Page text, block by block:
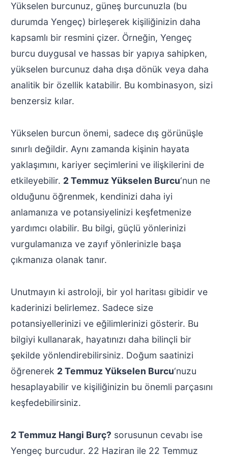
Yükselen burcunuz, güneş burcunuzla (bu
durumda Yengeç) birleşerek kişiliğinizin daha
kapsamlı bir resmini çizer. Örneğin, Yengeç
burcu duygusal ve hassas bir yapıya sahipken,
yükselen burcunuz daha dışa dönük veya daha
analitik bir özellik katabilir. Bu kombinasyon, sizi
benzersiz kılar.
Yükselen burcun önemi, sadece dış görünüşle
sınırlı değildir. Aynı zamanda kişinin hayata
yaklaşımını, kariyer seçimlerini ve ilişkilerini de
etkileyebilir. 2 Temmuz Yükselen Burcu‘nun ne
olduğunu öğrenmek, kendinizi daha iyi
anlamanıza ve potansiyelinizi keşfetmenize
yardımcı olabilir. Bu bilgi, güçlü yönlerinizi
vurgulamanıza ve zayıf yönlerinizle başa
çıkmanıza olanak tanır.
Unutmayın ki astroloji, bir yol haritası gibidir ve
kaderinizi belirlemez. Sadece size
potansiyellerinizi ve eğilimlerinizi gösterir. Bu
bilgiyi kullanarak, hayatınızı daha bilinçli bir
şekilde yönlendirebilirsiniz. Doğum saatinizi
öğrenerek 2 Temmuz Yükselen Burcu‘nuzu
hesaplayabilir ve kişiliğinizin bu önemli parçasını
keşfedebilirsiniz.
2 Temmuz Hangi Burç? sorusunun cevabı ise
Yengeç burcudur. 22 Haziran ile 22 Temmuz